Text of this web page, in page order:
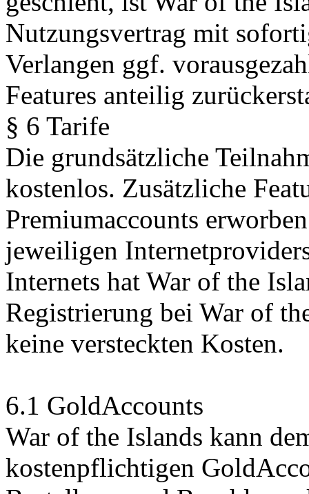
Nutzungsvertrag mit
Verlangen ggf.
Features anteilig
§ 6 Tarife
Die grundsätzliche
kostenlos. Zusätzliche
Premiumaccounts
jeweiligen
Internets hat War of the
Registrierung bei War of
keine versteckten Kosten.
6.1 GoldAccounts
War of the Islands kann
kostenpflichtigen